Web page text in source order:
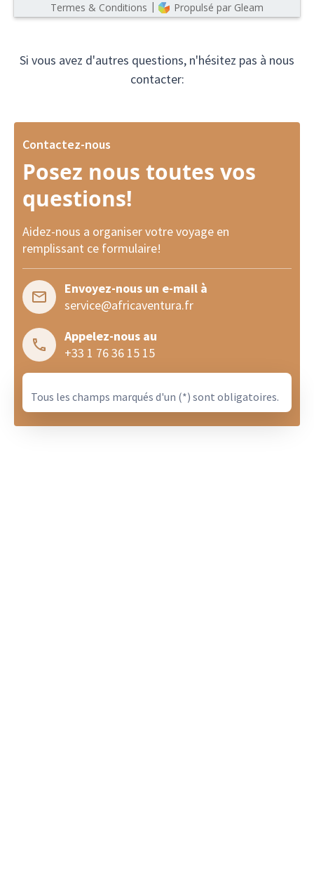
Si vous avez d'autres questions, n'hésitez pas à nous
contacter:
Contactez-nous
Posez nous toutes vos
questions!
Aidez-nous a organiser votre voyage en
remplissant ce formulaire!
Envoyez-nous un e-mail à
service@africaventura.fr
Appelez-nous au
+33 1 76 36 15 15
Tous les champs marqués d'un (*) sont obligatoires.